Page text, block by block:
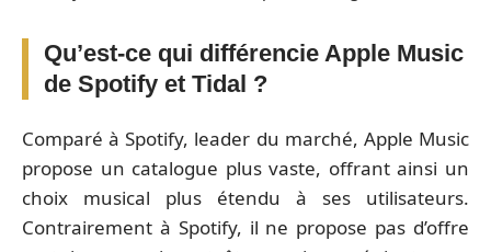
Qu’est-ce qui différencie Apple Music
de Spotify et Tidal ?
Comparé à Spotify, leader du marché, Apple Music
propose un catalogue plus vaste, offrant ainsi un
choix musical plus étendu à ses utilisateurs.
Contrairement à Spotify, il ne propose pas d’offre